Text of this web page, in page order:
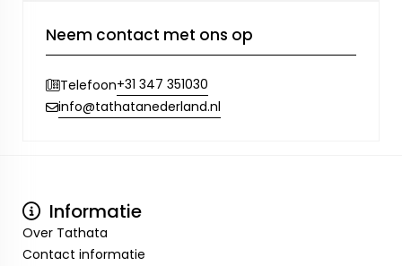
Neem contact met ons op
Telefoon+31 347 351030
info@tathatanederland.nl
Informatie
Over Tathata
Contact informatie